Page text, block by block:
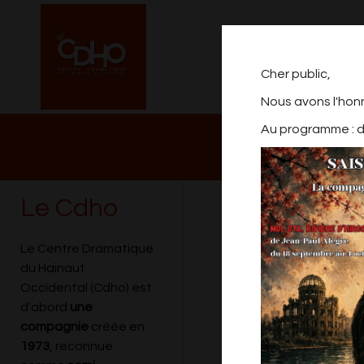
Cher public,
Nous avons
Au programme :
NOTRE
2026/2027
Le Cdho
Le Centre Dramatique
du Hainaut
Occidental (Cdho) est
d'abord une
compagnie créée en
1973 , reconnue
SPECTACLE